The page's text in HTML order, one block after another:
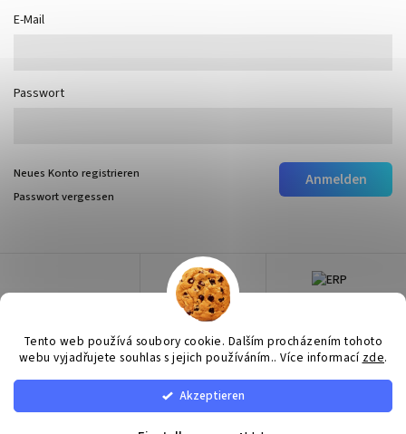
Tento web používá soubory cookie. Dalším procházením tohoto
webu vyjadřujete souhlas s jejich používáním.. Více informací zde.
Akzeptieren
E-Mail
Passwort
Anmelden
Neues Konto registrieren
Passwort vergessen
Copyright 2026Surtep. Alle Rechte vorbehalten.